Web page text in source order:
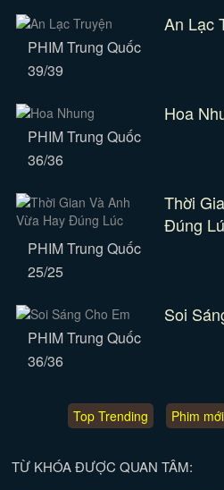
An Lạc
PHIM Trung Quốc
39/39
Hoa
PHIM Trung Quốc
36/36
Thời
Đúng
PHIM Trung Quốc
25/25
Soi
PHIM Trung Quốc
36/36
Top Trending Phim mới
TỪ KHÓA ĐƯỢC QUAN TÂM: